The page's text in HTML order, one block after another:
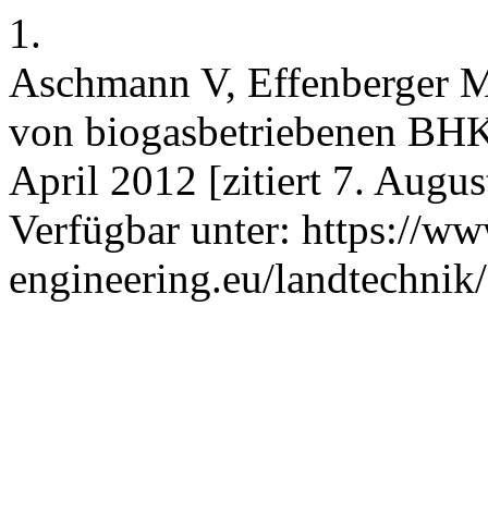
1.
Aschmann V, Effenberger
von biogasbetriebenen
April 2012 [zitiert 7.
Verfügbar unter: https://
engineering.eu/